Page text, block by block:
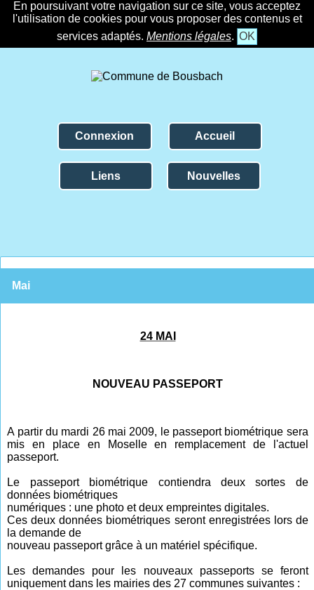
En poursuivant votre navigation sur ce site, vous acceptez
l'utilisation de cookies pour vous proposer des contenus et
services adaptés. Mentions légales. OK
Connexion Accueil
Liens Nouvelles
Mai
24 MAI
NOUVEAU PASSEPORT
A partir du mardi 26 mai 2009, le passeport biométrique sera
mis en place en Moselle en remplacement de l'actuel
passeport.
Le passeport biométrique contiendra deux sortes de
données biométriques
numériques : une photo et deux empreintes digitales.
Ces deux données biométriques seront enregistrées lors de
la demande de
nouveau passeport grâce à un matériel spécifique.
Les demandes pour les nouveaux passeports se feront
uniquement dans les mairies des 27 communes suivantes :